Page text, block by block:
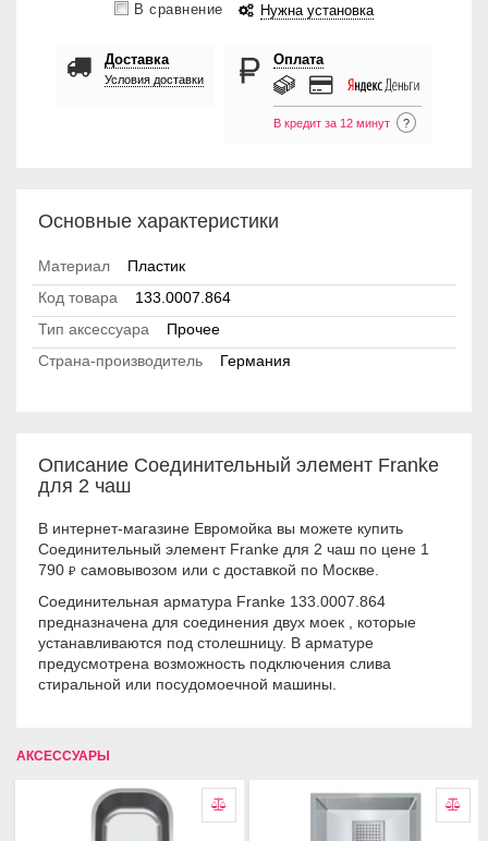
В сравнение Нужна установка
Доставка
Условия доставки
Оплата
В кредит за 12 минут ?
Основные характеристики
Материал
Пластик
Код товара
133.0007.864
Тип аксессуара
Прочее
Страна-производитель
Германия
Описание Соединительный элемент Franke
для 2 чаш
В интернет-магазине Евромойка вы можете купить
Соединительный элемент Franke для 2 чаш по цене 1
790 ₽ самовывозом или с доставкой по Москве.
Соединительная арматура Franke 133.0007.864
предназначена для соединения двух моек , которые
устанавливаются под столешницу. В арматуре
предусмотрена возможность подключения слива
стиральной или посудомоечной машины.
АКСЕССУАРЫ